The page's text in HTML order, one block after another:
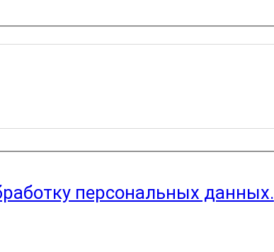
персональных данных.